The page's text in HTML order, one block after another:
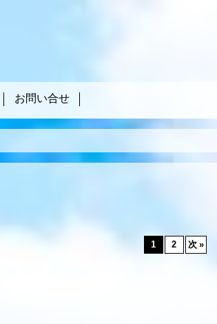
お問い合せ
1 2 次 »